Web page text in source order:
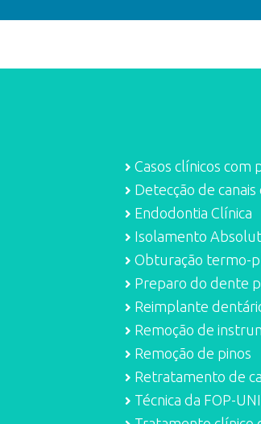
Casos clínicos com
Detecção de
Endodontia Clínica
Isolamento
Obturação termo-
Preparo do dente
Reimplante
Remoção de
Remoção de pinos
Retratamento de
Técnica da FOP-